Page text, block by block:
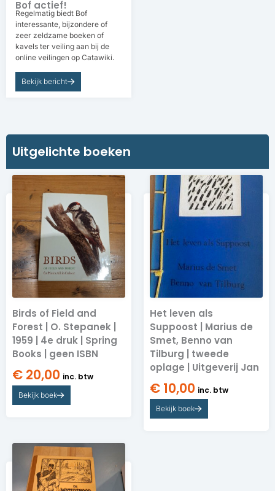
Bof actief!
Regelmatig biedt Bof
interessante, bijzondere of
zeer zeldzame boeken of
kavels ter veiling aan bij de
online veilingen op Catawiki.
Bekijk bericht
Uitgelichte boeken
Birds of Field and
Forest | O. Stepanek |
1959 | 4e druk | Spring
Books | geen ISBN
€ 20,00 inc. btw
Bekijk boek
Het leven als
Suppoost | Marius de
Smet, Benno van
Tilburg | tweede
oplage | Uitgeverij Jan
€ 10,00 inc. btw
Bekijk boek